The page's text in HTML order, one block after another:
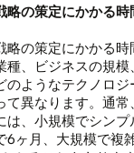
略の策定にかかる時
略の策定にかかる
種、ビジネスの規
のようなテクノロ
て異なります。通
は、小規模でシンプ
6ヶ月、大規模で複